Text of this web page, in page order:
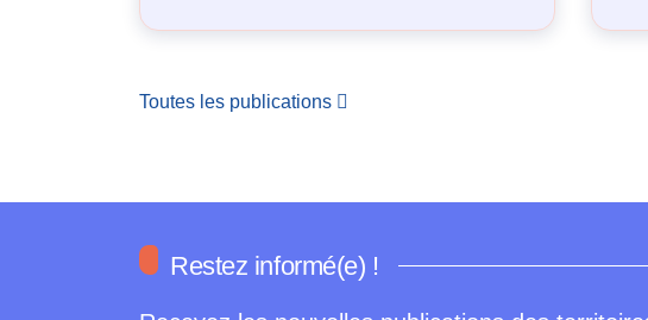
Toutes les publications
Restez informé(e) !